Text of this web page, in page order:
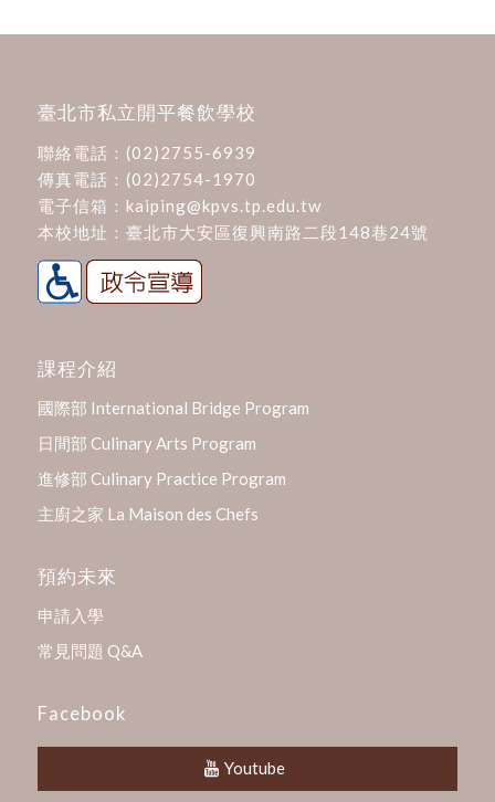
臺北市私立開平餐飲學校
聯絡電話： (02)2755-6939
傳真電話：(02)2754-1970
電子信箱： kaiping@kpvs.tp.edu.tw
本校地址： 臺北市大安區復興南路二段148巷24號
課程介紹
國際部 International Bridge Program
日間部 Culinary Arts Program
進修部 Culinary Practice Program
主廚之家 La Maison des Chefs
預約未來
申請入學
常見問題 Q&A
Facebook
Youtube